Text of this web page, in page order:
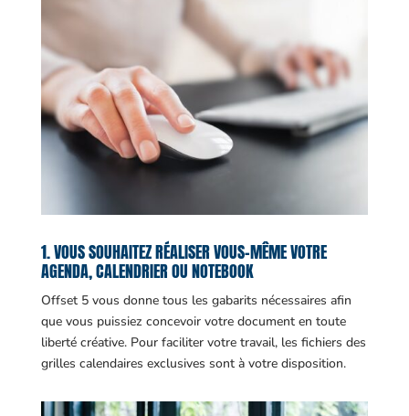
1. VOUS SOUHAITEZ RÉALISER VOUS-MÊME VOTRE
AGENDA, CALENDRIER OU NOTEBOOK
Offset 5 vous donne tous les gabarits nécessaires afin
que vous puissiez concevoir votre document en toute
liberté créative. Pour faciliter votre travail, les fichiers des
grilles calendaires exclusives sont à votre disposition.